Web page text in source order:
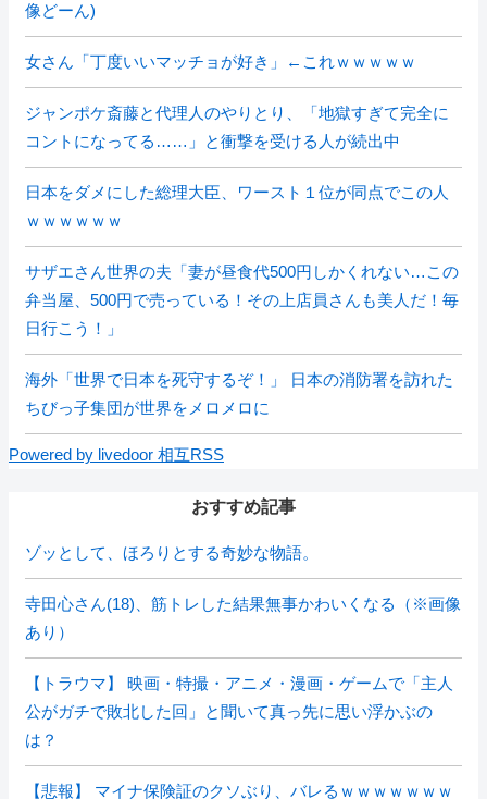
像どーん)
女さん「丁度いいマッチョが好き」←これｗｗｗｗｗ
ジャンポケ斎藤と代理人のやりとり、「地獄すぎて完全に
コントになってる……」と衝撃を受ける人が続出中
日本をダメにした総理大臣、ワースト１位が同点でこの人
ｗｗｗｗｗｗ
サザエさん世界の夫「妻が昼食代500円しかくれない…この
弁当屋、500円で売っている！その上店員さんも美人だ！毎
日行こう！」
海外「世界で日本を死守するぞ！」 日本の消防署を訪れた
ちびっ子集団が世界をメロメロに
Powered by livedoor 相互RSS
おすすめ記事
ゾッとして、ほろりとする奇妙な物語。
寺田心さん(18)、筋トレした結果無事かわいくなる（※画像
あり）
【トラウマ】 映画・特撮・アニメ・漫画・ゲームで「主人
公がガチで敗北した回」と聞いて真っ先に思い浮かぶの
は？
【悲報】 マイナ保険証のクソぶり、バレるｗｗｗｗｗｗｗ